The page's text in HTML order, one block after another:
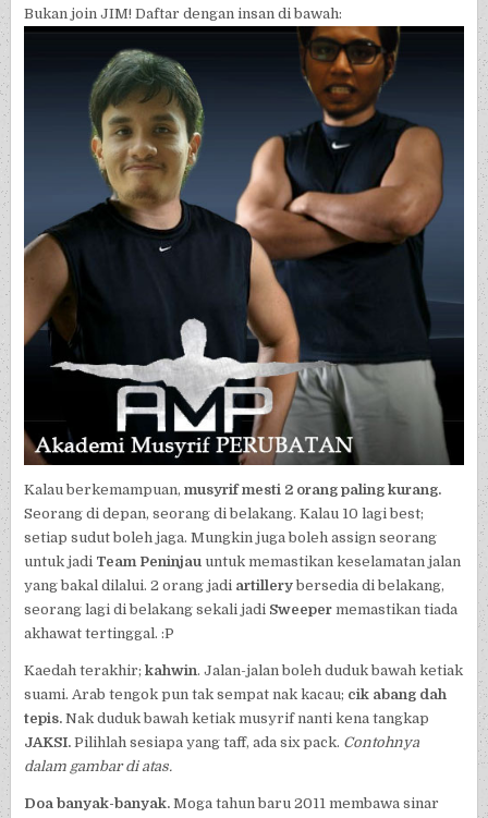
Bukan join JIM! Daftar dengan insan di bawah:
Kalau berkemampuan,musyrif mesti 2 orang paling kurang.
Seorang di depan, seorang di belakang. Kalau 10 lagi best;
setiap sudut boleh jaga. Mungkin juga boleh assign seorang
untuk jadi Team Peninjau untuk memastikan keselamatan jalan
yang bakal dilalui. 2 orang jadi artillerybersedia di belakang,
seorang lagi di belakang sekali jadi Sweeper memastikan tiada
akhawat tertinggal. :P
Kaedah terakhir;kahwin. Jalan-jalan boleh duduk bawah ketiak
suami. Arab tengok pun tak sempat nak kacau; cik abang dah
tepis. Nak duduk bawah ketiak musyrif nanti kena tangkap
JAKSI. Pilihlah sesiapa yang taff, ada six pack. Contohnya
dalam gambar di atas.
Doa banyak-banyak. Moga tahun baru 2011 membawa sinar